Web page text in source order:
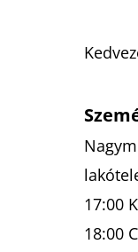
17:00
18:00